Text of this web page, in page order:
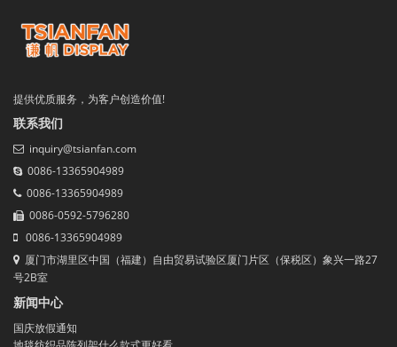
提供优质服务，为客户创造价值!
联系我们
inquiry@tsianfan.com
0086-13365904989
0086-13365904989
0086-0592-5796280
0086-13365904989
厦门市湖里区中国（福建）自由贸易试验区厦门片区（保税区）象兴一路27
号2B室
新闻中心
国庆放假通知